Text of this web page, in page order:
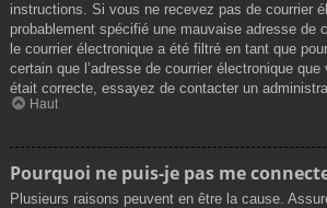
instructions. Si vous ne recevez pas de courrier
probablement spécifié une mauvaise adresse de
le courrier électronique a été filtré en tant que
certain que l’adresse de courrier électronique
était correcte, essayez de contacter un
Haut
Pourquoi ne puis-je pas me
Plusieurs raisons peuvent en être la cause.